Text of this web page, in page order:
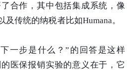
合作，其中包括集成系统，像
及传统的纳税者比如Humana。
一步是什么？”的回答是这样
医保报销实验的意义在于，它